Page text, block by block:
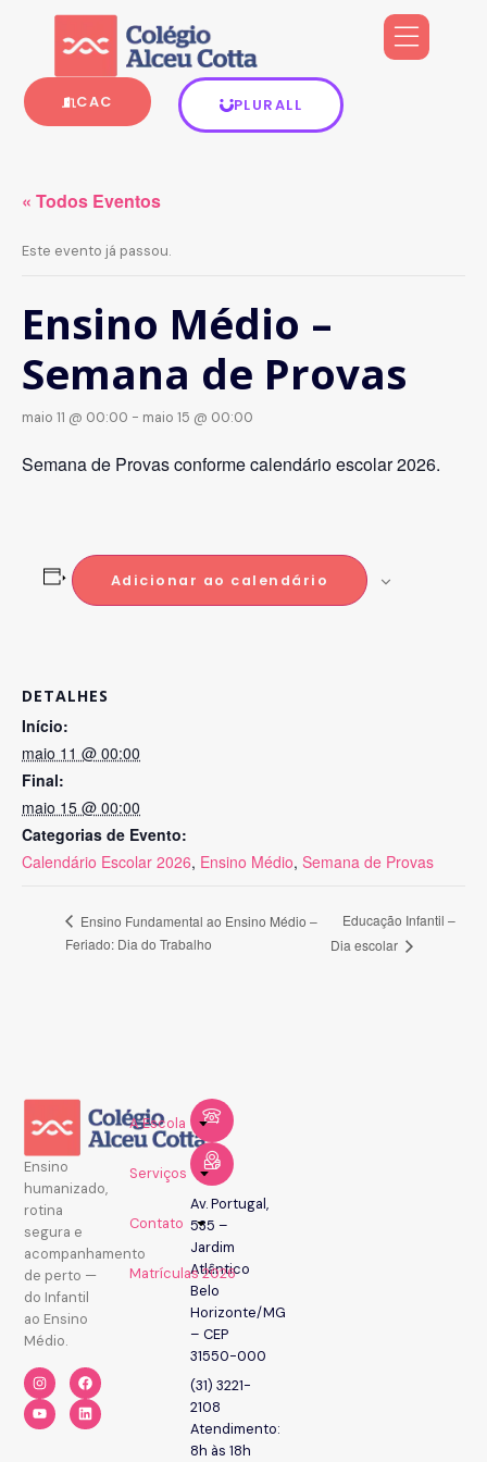
CAC PLURALL
« Todos Eventos
Este evento já passou.
Ensino Médio –
Semana de Provas
maio 11 @ 00:00 - maio 15 @ 00:00
Semana de Provas conforme calendário escolar 2026.
Adicionar ao calendário
DETALHES
Início:
maio 11 @ 00:00
Final:
maio 15 @ 00:00
Categorias de Evento:
Calendário Escolar 2026, Ensino Médio, Semana de Provas
Ensino Fundamental ao Ensino Médio –
Feriado: Dia do Trabalho
Educação Infantil –
Dia escolar
Ensino
humanizado,
rotina
segura e
acompanhamento
de perto —
do Infantil
ao Ensino
Médio.
A Escola
Serviços
Contato
Matrículas 2026
(31) 3221-
2108
Atendimento:
8h às 18h
Av. Portugal,
535 –
Jardim
Atlântico
Belo
Horizonte/MG
– CEP
31550-000